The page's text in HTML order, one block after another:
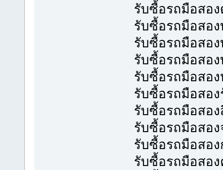
รับซื้อรถมือสอง
รับซื้อรถมือสอง
รับซื้อรถมือสอง
รับซื้อรถมือสอง
รับซื้อรถมือสอ
รับซื้อรถมือสอง
รับซื้อรถมือสอ
รับซื้อรถมือสอง
รับซื้อรถมือสอ
รับซื้อรถมือสอ